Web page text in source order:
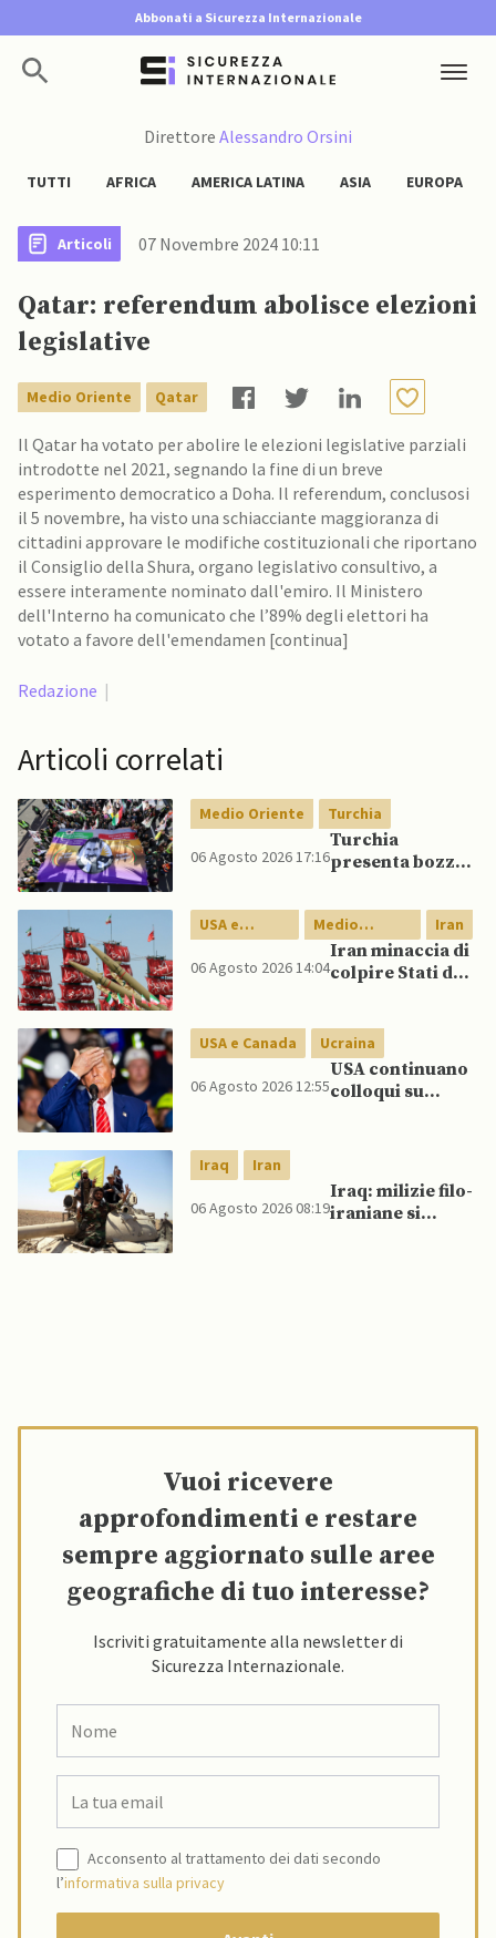
Abbonati a Sicurezza Internazionale
Direttore Alessandro Orsini
TUTTI AFRICA AMERICA LATINA ASIA EUROPA
Articoli 07 Novembre 2024 10:11
Qatar: referendum abolisce elezioni
legislative
Medio Oriente Qatar
Il Qatar ha votato per abolire le elezioni legislative parziali
introdotte nel 2021, segnando la fine di un breve
esperimento democratico a Doha. Il referendum, conclusosi
il 5 novembre, ha visto una schiacciante maggioranza di
cittadini approvare le modifiche costituzionali che riportano
il Consiglio della Shura, organo legislativo consultivo, a
essere interamente nominato dall'emiro. Il Ministero
dell'Interno ha comunicato che l’89% degli elettori ha
votato a favore dell'emendamen [continua]
Redazione |
Articoli correlati
Medio Oriente Turchia
06 Agosto 2026 17:16
Turchia
presenta bozza
integrazione
milizie curde del
PKK
USA e
Canada
Medio
Oriente
Iran
06 Agosto 2026 14:04
Iran minaccia di
colpire Stati del
USA e Canada Ucraina
06 Agosto 2026 12:55
USA continuano
colloqui su
Ucraina,
nonostante
dubbi di Trump,
Iraq Iran
06 Agosto 2026 08:19
Iraq: milizie filo-
iraniane si
Vuoi ricevere
approfondimenti e restare
sempre aggiornato sulle aree
geografiche di tuo interesse?
Iscriviti gratuitamente alla newsletter di
Sicurezza Internazionale.
Acconsento al trattamento dei dati secondo
l’informativa sulla privacy